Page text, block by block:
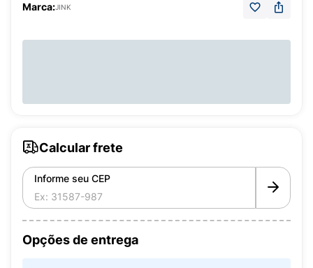
Marca:JINK
Calcular frete
Informe seu CEP
Opções de entrega